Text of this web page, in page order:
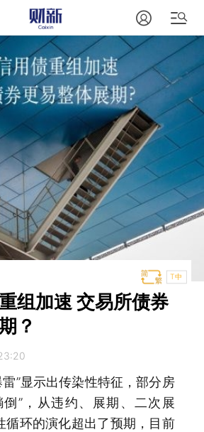
T中
组加速 交易所债券
？
”显示出传染性特征，部分房
倒”，从违约、展期、二次展
循环的演化超出了预期，目前